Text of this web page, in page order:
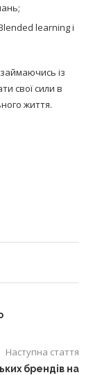
learning і
із
свої сили в
життя.
Наступна стаття
брендів на